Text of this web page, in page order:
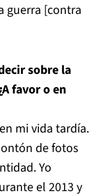
guerra [contra
sobre la
favor o en
mi vida tardía.
de fotos
Yo
el 2013 y